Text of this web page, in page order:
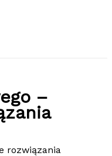
–
rozwiązania